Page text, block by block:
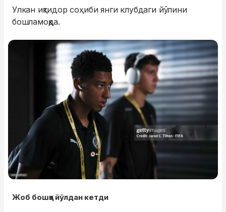
Улкан иқтидор соҳиби янги клубдаги йўлини
бошламоқда.
Жоб бошқа йўлдан кетди